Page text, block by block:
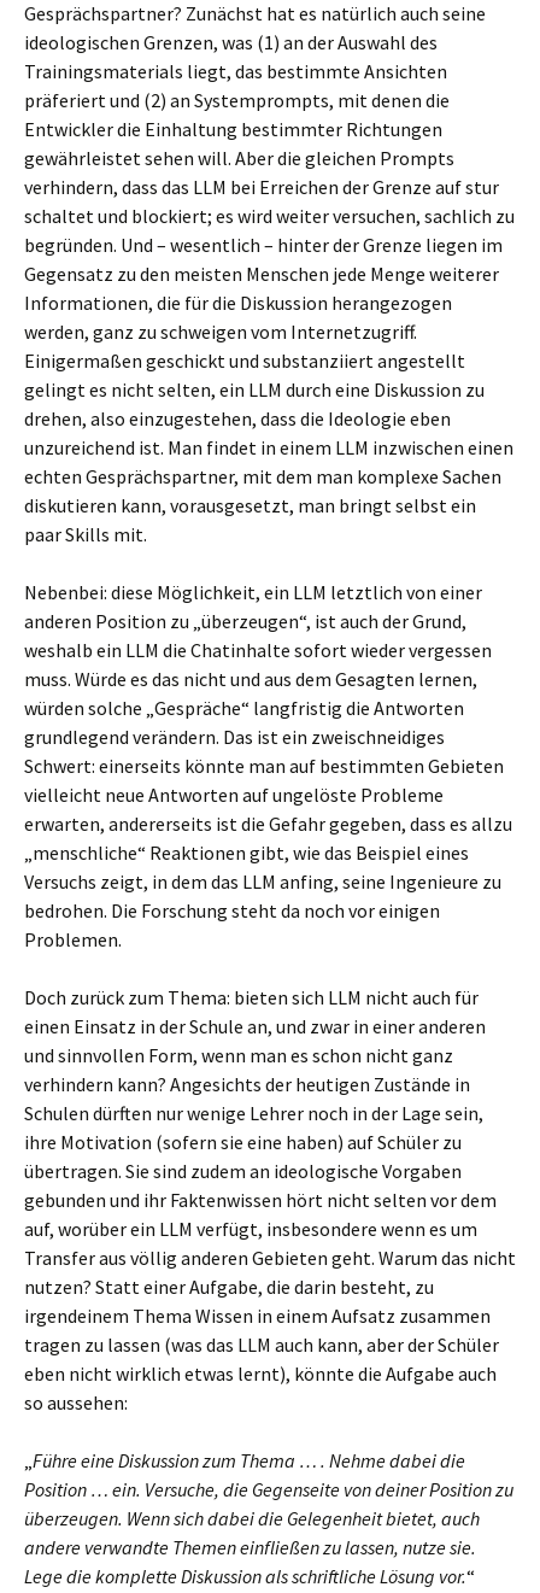
Gesprächspartner? Zunächst hat es natürlich auch seine
ideologischen Grenzen, was (1) an der Auswahl des
Trainingsmaterials liegt, das bestimmte Ansichten
präferiert und (2) an Systemprompts, mit denen die
Entwickler die Einhaltung bestimmter Richtungen
gewährleistet sehen will. Aber die gleichen Prompts
verhindern, dass das LLM bei Erreichen der Grenze auf stur
schaltet und blockiert; es wird weiter versuchen, sachlich zu
begründen. Und – wesentlich – hinter der Grenze liegen im
Gegensatz zu den meisten Menschen jede Menge weiterer
Informationen, die für die Diskussion herangezogen
werden, ganz zu schweigen vom Internetzugriff.
Einigermaßen geschickt und substanziiert angestellt
gelingt es nicht selten, ein LLM durch eine Diskussion zu
drehen, also einzugestehen, dass die Ideologie eben
unzureichend ist. Man findet in einem LLM inzwischen einen
echten Gesprächspartner, mit dem man komplexe Sachen
diskutieren kann, vorausgesetzt, man bringt selbst ein
paar Skills mit.
Nebenbei: diese Möglichkeit, ein LLM letztlich von einer
anderen Position zu „überzeugen“, ist auch der Grund,
weshalb ein LLM die Chatinhalte sofort wieder vergessen
muss. Würde es das nicht und aus dem Gesagten lernen,
würden solche „Gespräche“ langfristig die Antworten
grundlegend verändern. Das ist ein zweischneidiges
Schwert: einerseits könnte man auf bestimmten Gebieten
vielleicht neue Antworten auf ungelöste Probleme
erwarten, andererseits ist die Gefahr gegeben, dass es allzu
„menschliche“ Reaktionen gibt, wie das Beispiel eines
Versuchs zeigt, in dem das LLM anfing, seine Ingenieure zu
bedrohen. Die Forschung steht da noch vor einigen
Problemen.
Doch zurück zum Thema: bieten sich LLM nicht auch für
einen Einsatz in der Schule an, und zwar in einer anderen
und sinnvollen Form, wenn man es schon nicht ganz
verhindern kann? Angesichts der heutigen Zustände in
Schulen dürften nur wenige Lehrer noch in der Lage sein,
ihre Motivation (sofern sie eine haben) auf Schüler zu
übertragen. Sie sind zudem an ideologische Vorgaben
gebunden und ihr Faktenwissen hört nicht selten vor dem
auf, worüber ein LLM verfügt, insbesondere wenn es um
Transfer aus völlig anderen Gebieten geht. Warum das nicht
nutzen? Statt einer Aufgabe, die darin besteht, zu
irgendeinem Thema Wissen in einem Aufsatz zusammen
tragen zu lassen (was das LLM auch kann, aber der Schüler
eben nicht wirklich etwas lernt), könnte die Aufgabe auch
so aussehen:
„Führe eine Diskussion zum Thema … . Nehme dabei die
Position … ein. Versuche, die Gegenseite von deiner Position zu
überzeugen. Wenn sich dabei die Gelegenheit bietet, auch
andere verwandte Themen einfließen zu lassen, nutze sie.
Lege die komplette Diskussion als schriftliche Lösung vor.“